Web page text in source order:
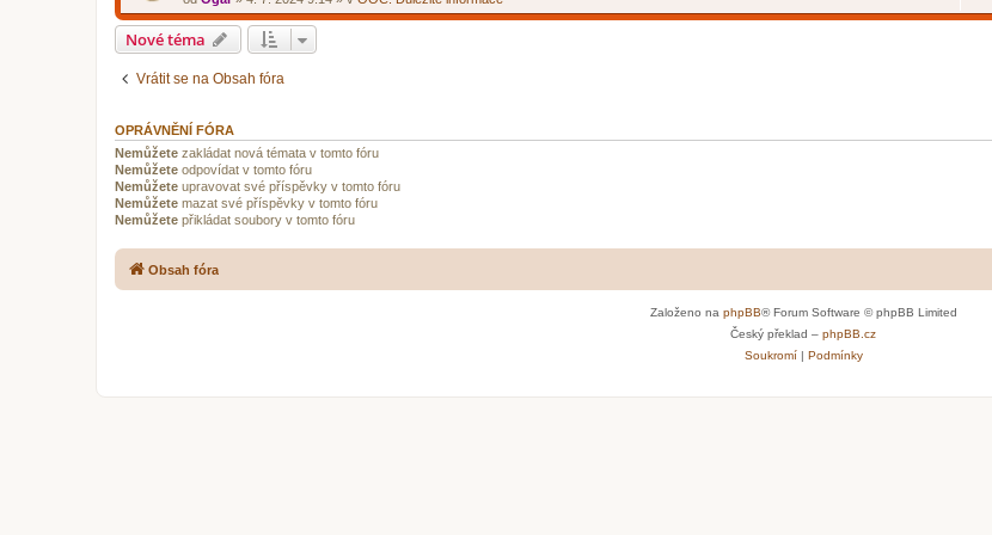
Nové téma
Vrátit se na Obsah fóra
OPRÁVNĚNÍ FÓRA
Nemůžete zakládat nová témata v tomto fóru
Nemůžete odpovídat v tomto fóru
Nemůžete upravovat své příspěvky v tomto fóru
Nemůžete mazat své příspěvky v tomto fóru
Nemůžete přikládat soubory v tomto fóru
Obsah fóra
Založeno na phpBB® Forum Software © phpBB Limited
Český překlad – phpBB.cz
Soukromí| Podmínky